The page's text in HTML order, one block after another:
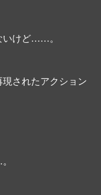
いけど……。
されたアクション